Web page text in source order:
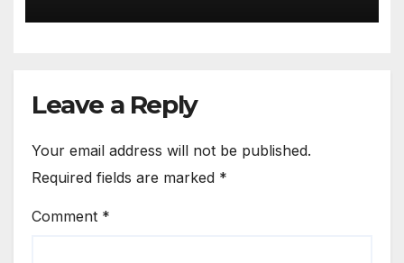
Leave a Reply
Your email address will not be published.
Required fields are marked *
Comment *